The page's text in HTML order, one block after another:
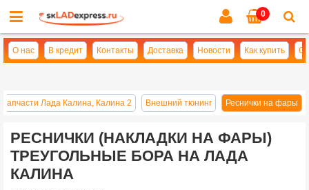
0
О нас В кредит Контакты Доставка Новости Как купить
Запчасти Лада Калина, Калина 2 Внешний тюнинг Реснички на фары
РЕСНИЧКИ (НАКЛАДКИ НА ФАРЫ)
ТРЕУГОЛЬНЫЕ БОРА НА ЛАДА
КАЛИНА